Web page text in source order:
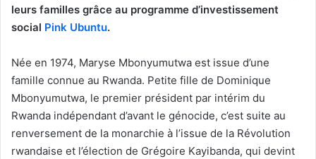
leurs familles grâce au programme d’investissement
social Pink Ubuntu.
Née en 1974, Maryse Mbonyumutwa est issue d’une
famille connue au Rwanda. Petite fille de Dominique
Mbonyumutwa, le premier président par intérim du
Rwanda indépendant d’avant le génocide, c’est suite au
renversement de la monarchie à l’issue de la Révolution
rwandaise et l’élection de Grégoire Kayibanda, qui devint